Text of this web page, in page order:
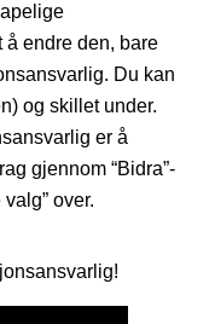
å endre den, bare
Du kan
og skillet under.
er å
gjennom “Bidra”-
over.